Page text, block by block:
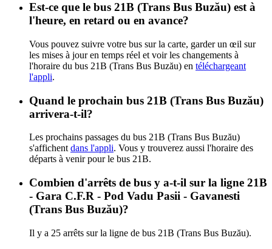
Est-ce que le bus 21B (Trans Bus Buzău) est à
l'heure, en retard ou en avance?
Vous pouvez suivre votre bus sur la carte, garder un œil sur
les mises à jour en temps réel et voir les changements à
l'horaire du bus 21B (Trans Bus Buzău) en téléchargeant
l'appli.
Quand le prochain bus 21B (Trans Bus Buzău)
arrivera-t-il?
Les prochains passages du bus 21B (Trans Bus Buzău)
s'affichent dans l'appli. Vous y trouverez aussi l'horaire des
départs à venir pour le bus 21B.
Combien d'arrêts de bus y a-t-il sur la ligne 21B
- Gara C.F.R - Pod Vadu Pasii - Gavanesti
(Trans Bus Buzău)?
Il y a 25 arrêts sur la ligne de bus 21B (Trans Bus Buzău).